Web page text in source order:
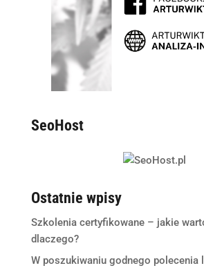
SeoHost
Ostatnie wpisy
Szkolenia certyfikowane – jakie
dlaczego?
W poszukiwaniu godnego polecenia